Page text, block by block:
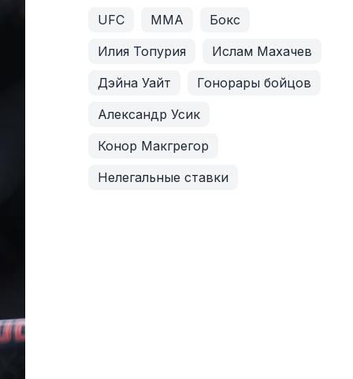
UFC ММА
Бокс
Илия Топурия
Ислам Махачев
Дэйна Уайт
Гонорары бойцов
Александр Усик
Конор Макгрегор
Нелегальные ставки